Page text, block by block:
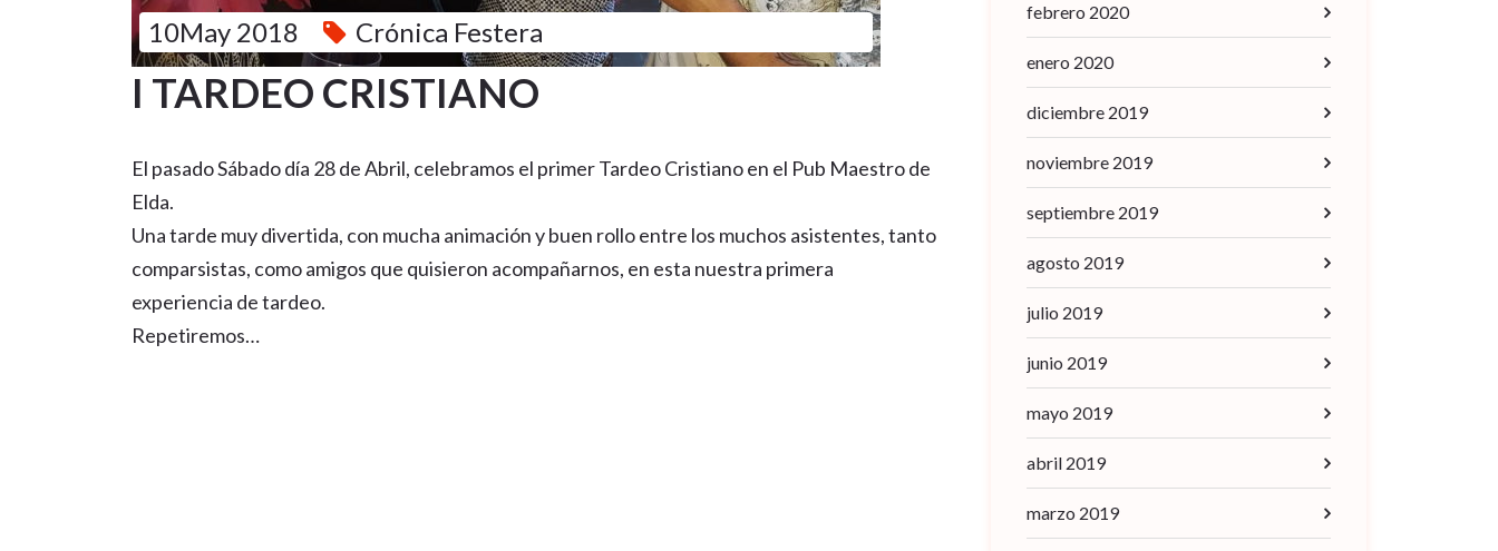
10May 2018 Crónica Festera
I TARDEO CRISTIANO
El pasado Sábado día 28 de Abril, celebramos el primer Tardeo Cristiano en el Pub Maestro de
Elda.
Una tarde muy divertida, con mucha animación y buen rollo entre los muchos asistentes, tanto
comparsistas, como amigos que quisieron acompañarnos, en esta nuestra primera
experiencia de tardeo.
Repetiremos…
febrero 2020
enero 2020
diciembre 2019
noviembre 2019
septiembre 2019
agosto 2019
julio 2019
junio 2019
mayo 2019
abril 2019
marzo 2019